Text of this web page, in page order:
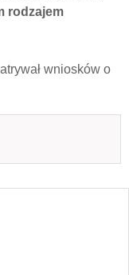
rodzajem
wniosków o